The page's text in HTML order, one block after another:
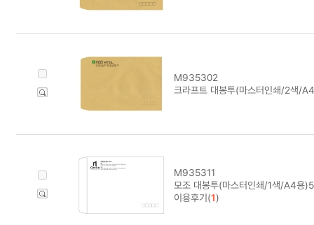
M935302
크라프트 대봉투(마스터인쇄/2색/
M935311
모조 대봉투(마스터인쇄/1색/A4용
이용후기(1)